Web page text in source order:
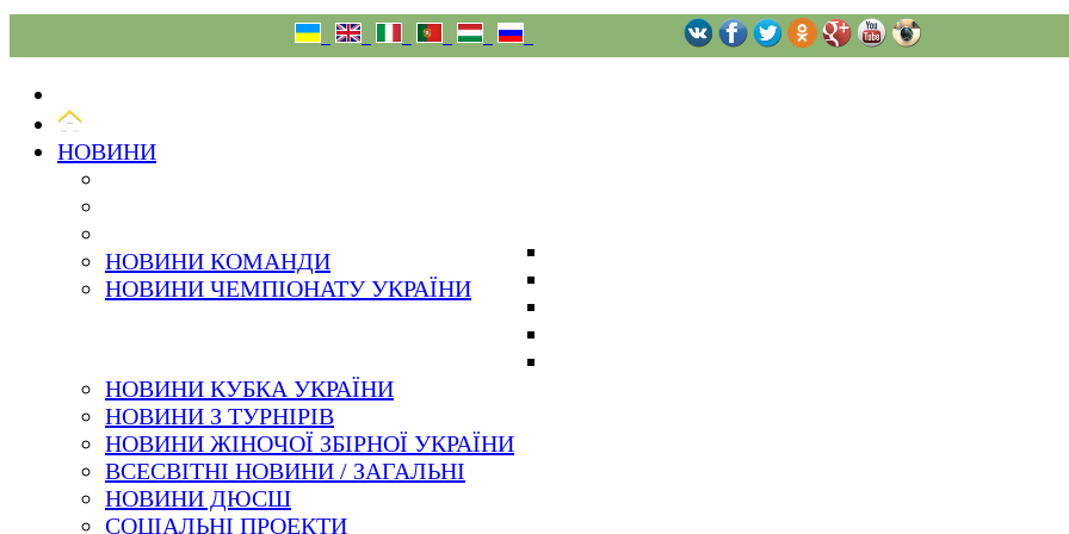
НОВИНИ
НОВИНИ КОМАНДИ
НОВИНИ ЧЕМПІОНАТУ УКРАЇНИ
НОВИНИ КУБКА УКРАЇНИ
НОВИНИ З ТУРНІРІВ
НОВИНИ ЖІНОЧОЇ ЗБІРНОЇ УКРАЇНИ
ВСЕСВІТНІ НОВИНИ / ЗАГАЛЬНІ
НОВИНИ ДЮСШ
СОЦІАЛЬНІ ПРОЕКТИ